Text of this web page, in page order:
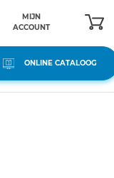
MIJN
ACCOUNT
ONLINE CATALOOG